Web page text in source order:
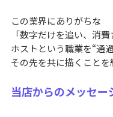
この業界にありがちな
「数字だけを追い、消
ホストという職業を“通過
その先を共に描くことを
当店からのメッセー